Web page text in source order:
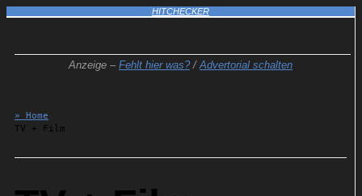
HITCHECKER
Anzeige – Fehlt hier was? /Advertorial schalten
» Home
TV + Film